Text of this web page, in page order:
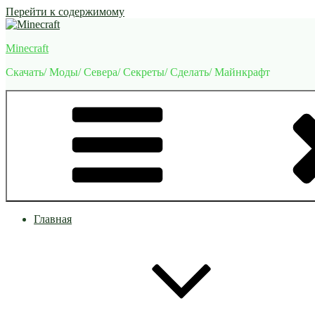
Перейти к содержимому
Minecraft
Скачать/ Моды/ Севера/ Секреты/ Сделать/ Майнкрафт
Главная